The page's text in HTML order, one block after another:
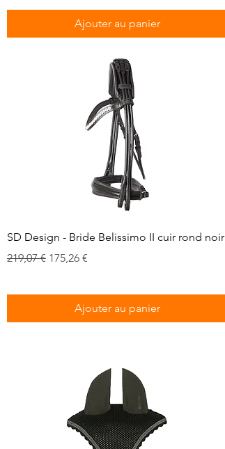
Ajouter au panier
Aperçu rapide
SD Design - Bride Belissimo II cuir rond noir
Prix original
219,07 € Prix promotionnel
175,26 €
Ajouter au panier